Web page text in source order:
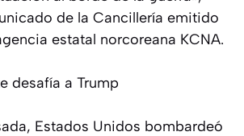
de la Cancillería emitido
estatal norcoreana KCNA.
desafía a Trump
Estados Unidos bombardeó